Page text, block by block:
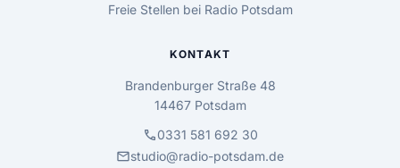
Freie Stellen bei Radio Potsdam
KONTAKT
Brandenburger Straße 48
14467 Potsdam
call0331 581 692 30
mailstudio@radio-potsdam.de